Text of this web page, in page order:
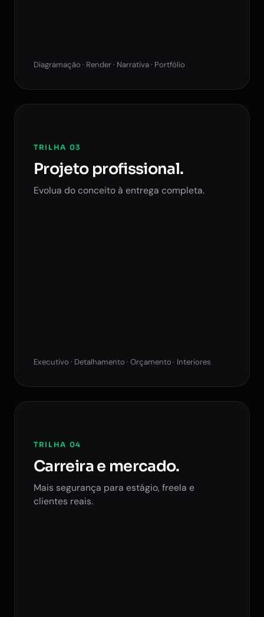
Diagramação · Render · Narrativa · Portfólio
TRILHA 03
Projeto profissional.
Evolua do conceito à entrega completa.
Executivo · Detalhamento · Orçamento · Interiores
TRILHA 04
Carreira e mercado.
Mais segurança para estágio, freela e
clientes reais.